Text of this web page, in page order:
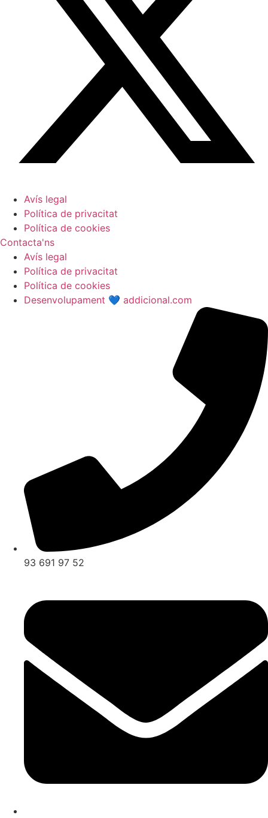
Avís legal
Política de privacitat
Política de cookies
Contacta'ns
Avís legal
Política de privacitat
Política de cookies
Desenvolupament 💙 addicional.com
93 691 97 52